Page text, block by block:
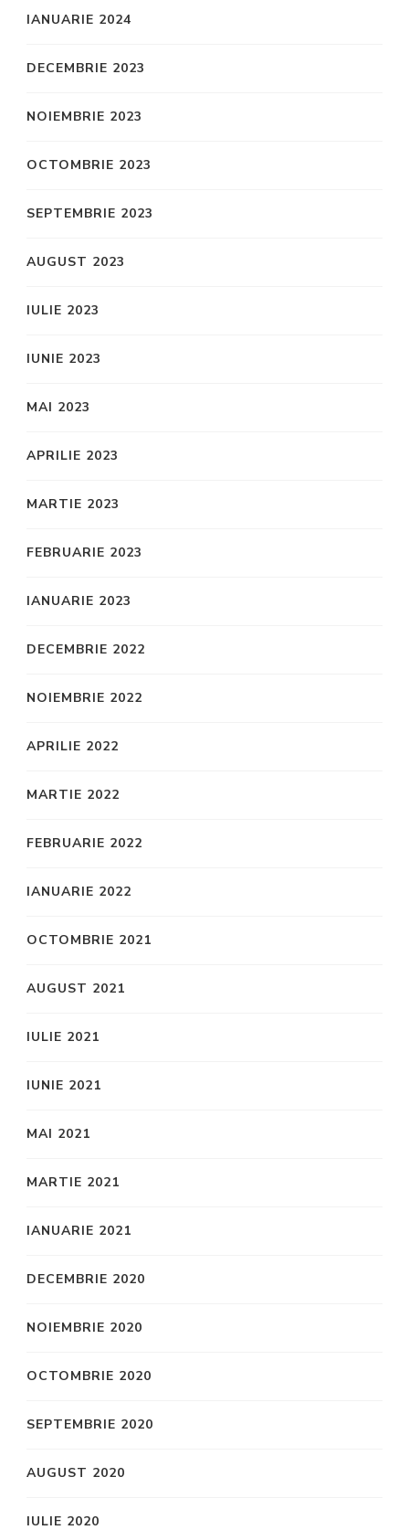
IANUARIE 2024
DECEMBRIE 2023
NOIEMBRIE 2023
OCTOMBRIE 2023
SEPTEMBRIE 2023
AUGUST 2023
IULIE 2023
IUNIE 2023
MAI 2023
APRILIE 2023
MARTIE 2023
FEBRUARIE 2023
IANUARIE 2023
DECEMBRIE 2022
NOIEMBRIE 2022
APRILIE 2022
MARTIE 2022
FEBRUARIE 2022
IANUARIE 2022
OCTOMBRIE 2021
AUGUST 2021
IULIE 2021
IUNIE 2021
MAI 2021
MARTIE 2021
IANUARIE 2021
DECEMBRIE 2020
NOIEMBRIE 2020
OCTOMBRIE 2020
SEPTEMBRIE 2020
AUGUST 2020
IULIE 2020